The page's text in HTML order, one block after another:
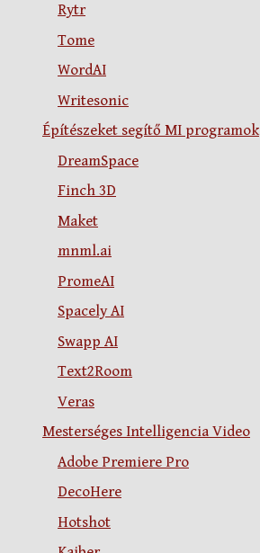
Rytr
Tome
WordAI
Writesonic
Építészeket segítő MI programok
DreamSpace
Finch 3D
Maket
mnml.ai
PromeAI
Spacely AI
Swapp AI
Text2Room
Veras
Mesterséges Intelligencia Video
Adobe Premiere Pro
DecoHere
Hotshot